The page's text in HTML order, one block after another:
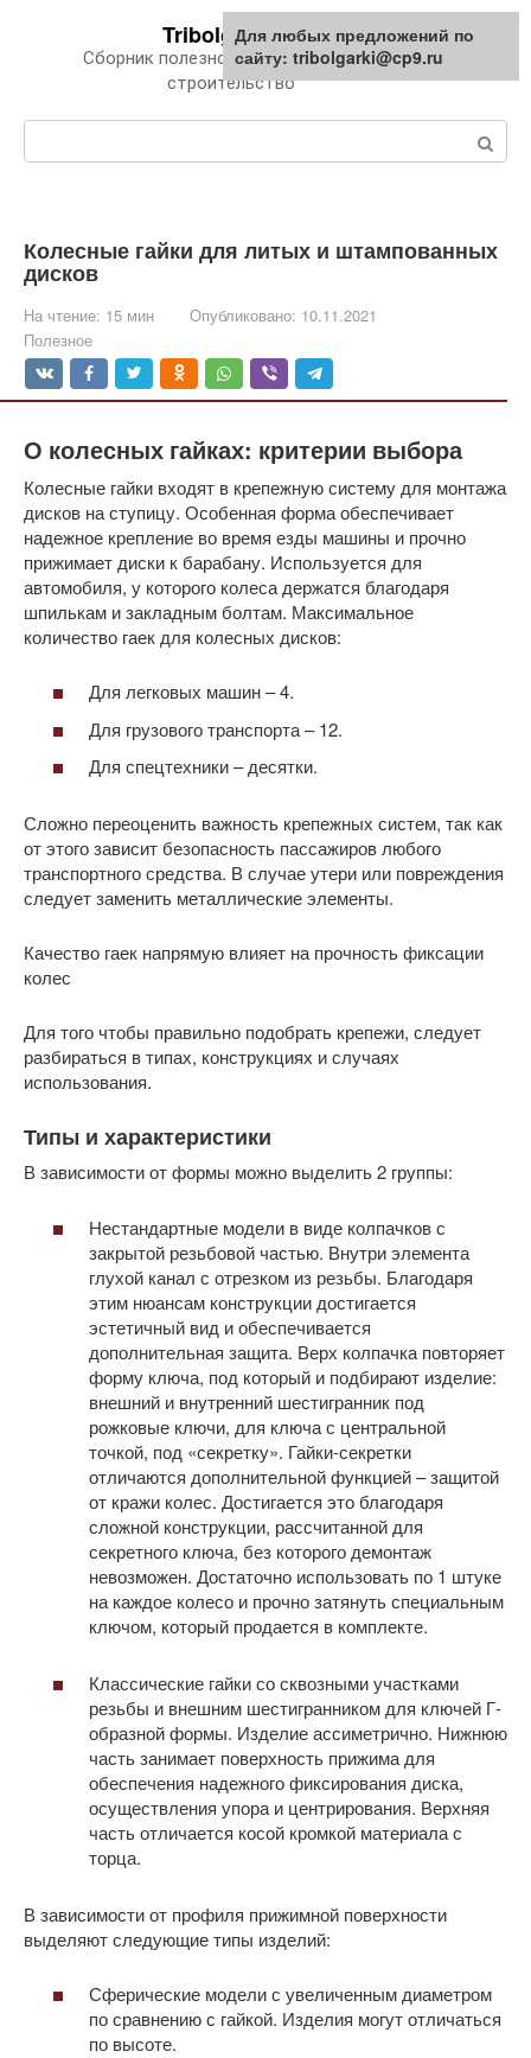
Tribolgarki.ru
Сборник полезной информации про
строительство
Колесные гайки для литых и штампованных
дисков
На чтение: 15 мин Опубликовано: 10.11.2021
Полезное
О колесных гайках: критерии выбора
Колесные гайки входят в крепежную систему для монтажа
дисков на ступицу. Особенная форма обеспечивает
надежное крепление во время езды машины и прочно
прижимает диски к барабану. Используется для
автомобиля, у которого колеса держатся благодаря
шпилькам и закладным болтам. Максимальное
количество гаек для колесных дисков:
Для легковых машин – 4.
Для грузового транспорта – 12.
Для спецтехники – десятки.
Сложно переоценить важность крепежных систем, так как
от этого зависит безопасность пассажиров любого
транспортного средства. В случае утери или повреждения
следует заменить металлические элементы.
Качество гаек напрямую влияет на прочность фиксации
колес
Для того чтобы правильно подобрать крепежи, следует
разбираться в типах, конструкциях и случаях
использования.
Типы и характеристики
В зависимости от формы можно выделить 2 группы:
Нестандартные модели в виде колпачков с
закрытой резьбовой частью. Внутри элемента
глухой канал с отрезком из резьбы. Благодаря
этим нюансам конструкции достигается
эстетичный вид и обеспечивается
дополнительная защита. Верх колпачка повторяет
форму ключа, под который и подбирают изделие:
внешний и внутренний шестигранник под
рожковые ключи, для ключа с центральной
точкой, под «секретку». Гайки-секретки
отличаются дополнительной функцией – защитой
от кражи колес. Достигается это благодаря
сложной конструкции, рассчитанной для
секретного ключа, без которого демонтаж
невозможен. Достаточно использовать по 1 штуке
на каждое колесо и прочно затянуть специальным
ключом, который продается в комплекте.
Классические гайки со сквозными участками
резьбы и внешним шестигранником для ключей Г-
образной формы. Изделие ассиметрично. Нижнюю
часть занимает поверхность прижима для
обеспечения надежного фиксирования диска,
осуществления упора и центрирования. Верхняя
часть отличается косой кромкой материала с
торца.
В зависимости от профиля прижимной поверхности
выделяют следующие типы изделий:
Сферические модели с увеличенным диаметром
по сравнению с гайкой. Изделия могут отличаться
по высоте.
Для любых предложений по
сайту: tribolgarki@cp9.ru